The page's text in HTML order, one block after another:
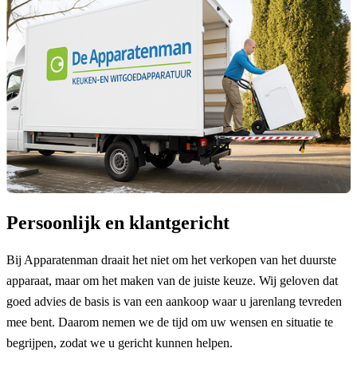
Persoonlijk en klantgericht
Bij Apparatenman draait het niet om het verkopen van het duurste
apparaat, maar om het maken van de juiste keuze. Wij geloven dat
goed advies de basis is van een aankoop waar u jarenlang tevreden
mee bent. Daarom nemen we de tijd om uw wensen en situatie te
begrijpen, zodat we u gericht kunnen helpen.